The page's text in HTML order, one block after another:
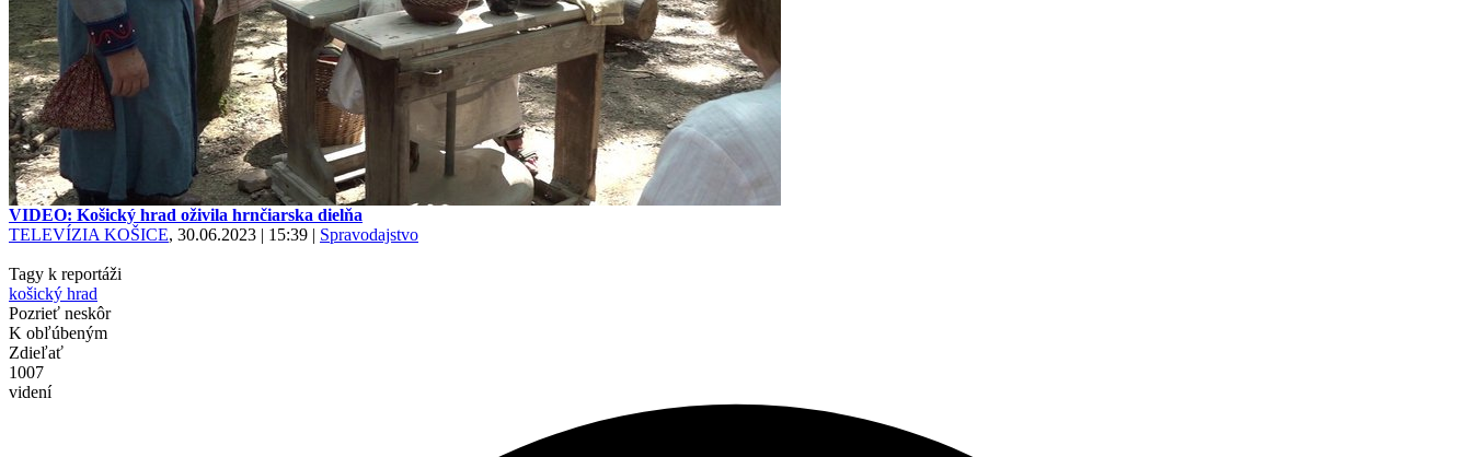
VIDEO: Košický hrad oživila hrnčiarska dielňa
TELEVÍZIA KOŠICE, 30.06.2023 | 15:39 | Spravodajstvo
Tagy k reportáži
košický hrad
Pozrieť neskôr
K obľúbeným
Zdieľať
1007
videní